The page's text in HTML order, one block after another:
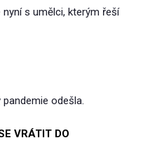
s umělci, kterým řeší
odešla.
VRÁTIT DO